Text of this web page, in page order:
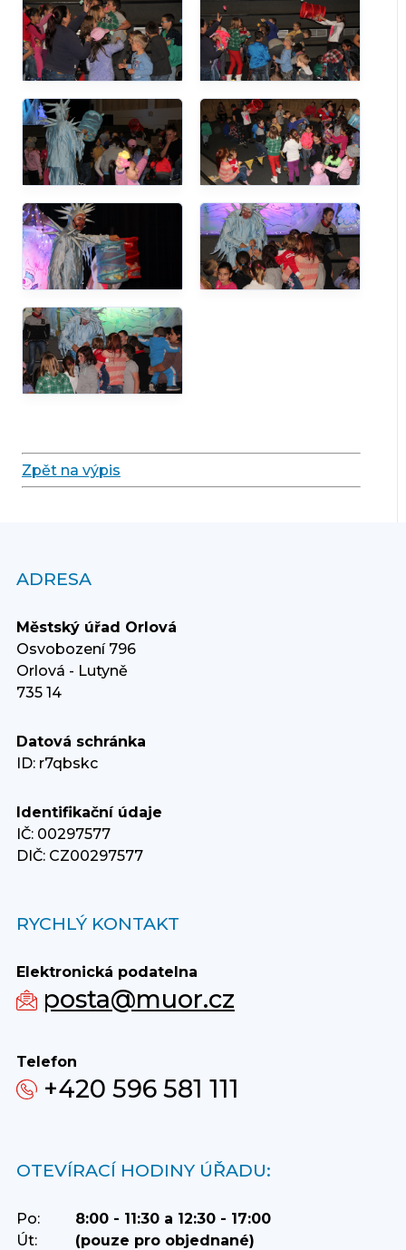
Zpět na výpis
ADRESA
Městský úřad Orlová
Osvobození 796
Orlová - Lutyně
735 14
Datová schránka
ID: r7qbskc
Identifikační údaje
IČ: 00297577
DIČ: CZ00297577
RYCHLÝ KONTAKT
Elektronická podatelna
posta@muor.cz
Telefon
+420 596 581 111
OTEVÍRACÍ HODINY ÚŘADU:
Po:
8:00 - 11:30 a 12:30 - 17:00
Út:
(pouze pro objednané)